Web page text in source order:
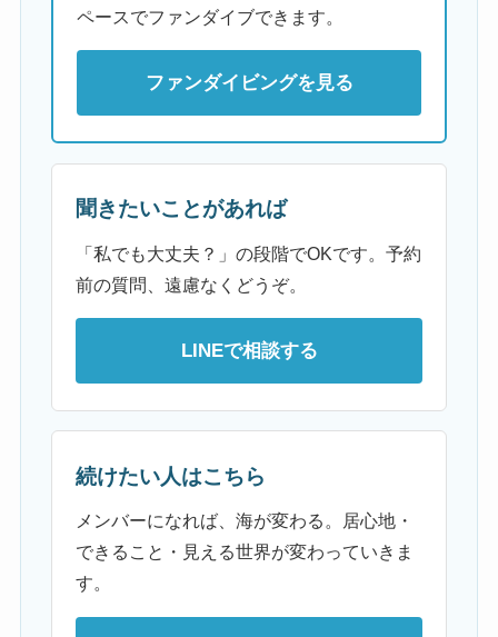
ペースでファンダイブできます。
ファンダイビングを見る
聞きたいことがあれば
「私でも大丈夫？」の段階でOKです。予約
前の質問、遠慮なくどうぞ。
LINEで相談する
続けたい人はこちら
メンバーになれば、海が変わる。居心地・
できること・見える世界が変わっていきま
す。